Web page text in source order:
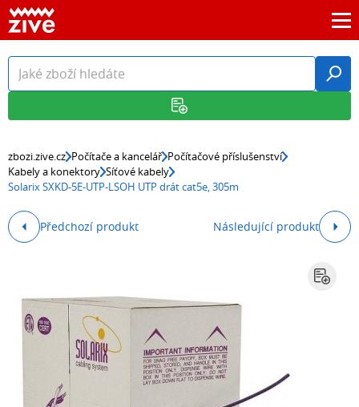
zbozi.zive.cz Počítače a kancelář Počítačové příslušenství
Kabely a konektory Síťové kabely
Solarix SXKD-5E-UTP-LSOH UTP drát cat5e, 305m
Předchozí produkt Následující produkt